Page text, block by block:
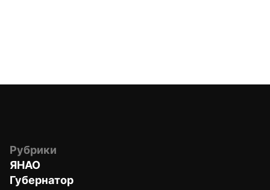
Рубрики
ЯНАО
Губернатор